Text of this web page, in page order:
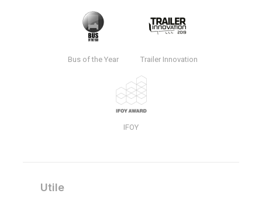
Bus of the Year Trailer Innovation
IFOY
Utile